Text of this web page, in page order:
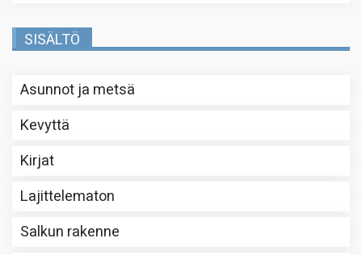
SISÄLTÖ
Asunnot ja metsä
Kevyttä
Kirjat
Lajittelematon
Salkun rakenne